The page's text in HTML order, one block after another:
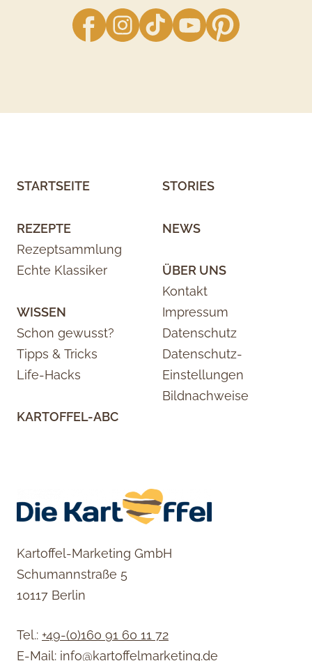
facebookInstagram
TikTok YouTube
STARTSEITE
REZEPTE
Rezeptsammlung
Echte Klassiker
WISSEN
Schon gewusst?
Tipps & Tricks
Life-Hacks
KARTOFFEL-ABC
STORIES
NEWS
ÜBER UNS
Kontakt
Impressum
Datenschutz
Datenschutz-
Einstellungen
Bildnachweise
Kartoffel-Marketing GmbH
Schumannstraße 5
10117 Berlin
Tel.: +49-(0)160 91 60 11 72
E-Mail: info@kartoffelmarketing.de